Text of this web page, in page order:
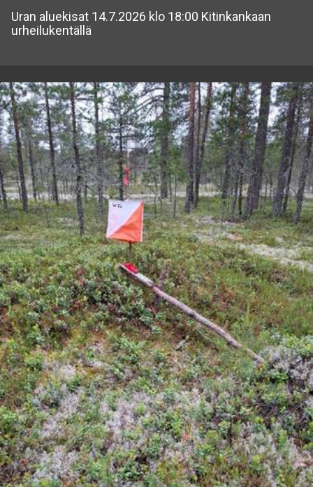
Uran aluekisat 14.7.2026 klo 18:00 Kitinkankaan
urheilukentällä